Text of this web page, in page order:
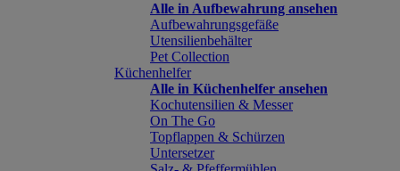
Alle in Aufbewahrung ansehen
Aufbewahrungsgefäße
Utensilienbehälter
Pet Collection
Küchenhelfer
Alle in Küchenhelfer ansehen
Kochutensilien & Messer
On The Go
Topflappen & Schürzen
Untersetzer